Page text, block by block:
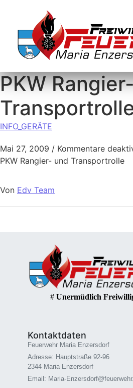
PKW
INFO_GERÄTE
Mai 27, 2009 / Kommentare
PKW Rangier- und Transportrolle
Von Edv Team
# Unermüdlich
Kontaktdaten
Feuerwehr Maria Enzersdorf
Adresse: Hauptstraße 92-96
2344 Maria Enzersdorf
Email: Maria-